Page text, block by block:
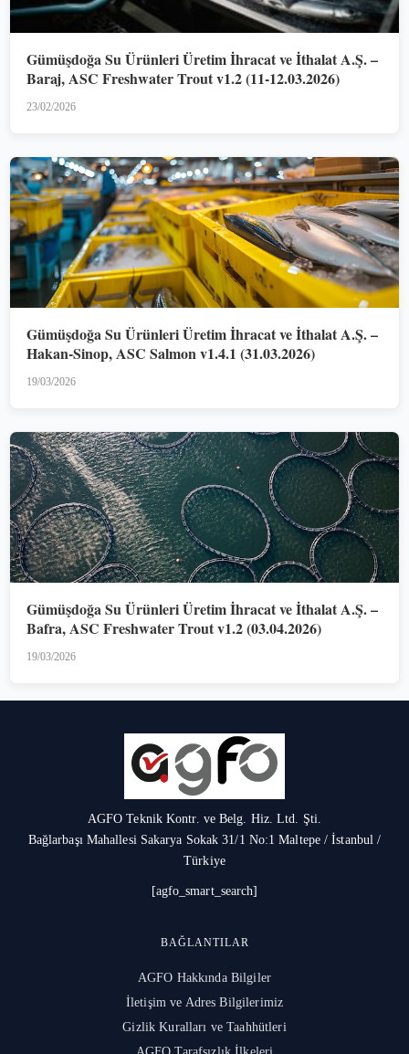
Gümüşdoğa Su Ürünleri Üretim İhracat ve İthalat A.Ş. –
Baraj, ASC Freshwater Trout v1.2 (11-12.03.2026)
23/02/2026
Gümüşdoğa Su Ürünleri Üretim İhracat ve İthalat A.Ş. –
Hakan-Sinop, ASC Salmon v1.4.1 (31.03.2026)
19/03/2026
Gümüşdoğa Su Ürünleri Üretim İhracat ve İthalat A.Ş. –
Bafra, ASC Freshwater Trout v1.2 (03.04.2026)
19/03/2026
AGFO Teknik Kontr. ve Belg. Hiz. Ltd. Şti.
Bağlarbaşı Mahallesi Sakarya Sokak 31/1 No:1 Maltepe / İstanbul /
Türkiye
[agfo_smart_search]
BAĞLANTILAR
AGFO Hakkında Bilgiler
İletişim ve Adres Bilgilerimiz
Gizlik Kuralları ve Taahhütleri